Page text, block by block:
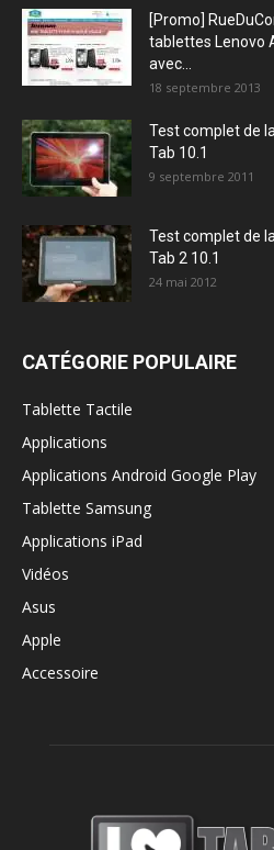
[Promo]
tablettes Lenovo
avec...
18 septembre 2013
Test complet de
Tab 10.1
9 septembre 2011
Test complet de
Tab 2 10.1
24 mai 2012
CATÉGORIE POPULAIRE
Tablette Tactile
Applications
Applications Android Google Play
Tablette Samsung
Applications iPad
Vidéos
Asus
Apple
Accessoire